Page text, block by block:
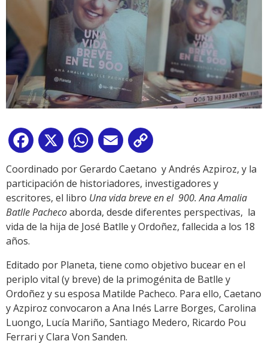
Facebook
X WhatsApp
Email
Link
Coordinado por Gerardo Caetano y Andrés Azpiroz, y la
participación de historiadores, investigadores y
escritores, el libro Una vida breve en el 900. Ana Amalia
Batlle Pachecoaborda, desde diferentes perspectivas, la
vida de la hija de José Batlle y Ordoñez, fallecida a los 18
años.
Editado por Planeta, tiene como objetivo bucear en el
periplo vital (y breve) de la primogénita de Batlle y
Ordoñez y su esposa Matilde Pacheco. Para ello, Caetano
y Azpiroz convocaron a Ana Inés Larre Borges, Carolina
Luongo, Lucía Mariño, Santiago Medero, Ricardo Pou
Ferrari y Clara Von Sanden.